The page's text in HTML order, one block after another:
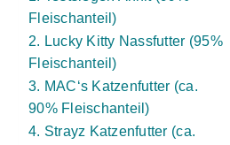
Fleischanteil)
2. Lucky Kitty Nassfutter (95%
Fleischanteil)
3. MAC‘s Katzenfutter (ca.
90% Fleischanteil)
4. Strayz Katzenfutter (ca.